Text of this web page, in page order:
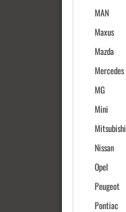
MAN
Maxus
Mazda
Mercedes
MG
Mini
Mitsubishi
Nissan
Opel
Peugeot
Pontiac